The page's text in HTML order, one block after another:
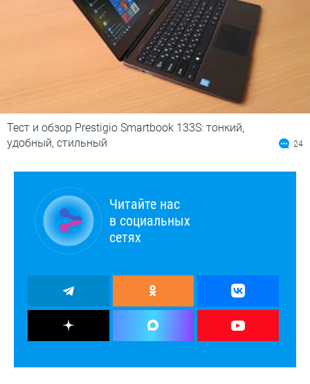
Тест и обзор Prestigio Smartbook 133S: тонкий,
удобный, стильный
24
Читайте нас
в социальных
сетях